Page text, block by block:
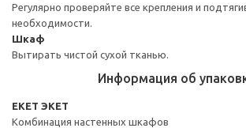
Регулярно проверяйте все крепления и
необходимости.
Шкаф
Вытирать чистой сухой тканью.
Информация об
EKET ЭКЕТ
Комбинация настенных шкафов